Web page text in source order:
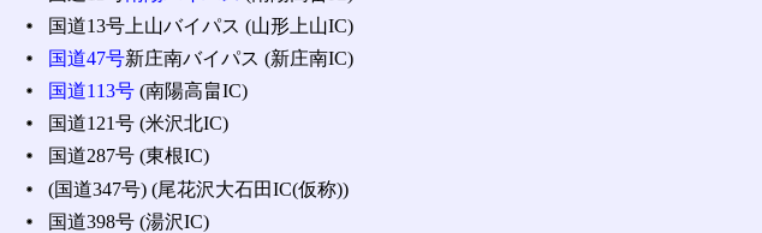
国道13号上山バイパス (山形上山IC)
国道47号新庄南バイパス (新庄南IC)
国道113号 (南陽高畠IC)
国道121号 (米沢北IC)
国道287号 (東根IC)
(国道347号) (尾花沢大石田IC(仮称))
国道398号 (湯沢IC)